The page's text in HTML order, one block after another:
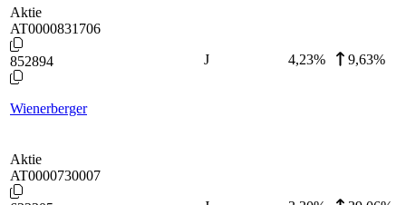
Aktie
AT0000831706
852894
Wienerberger
J 4,23% 9,63%
Aktie
AT0000730007